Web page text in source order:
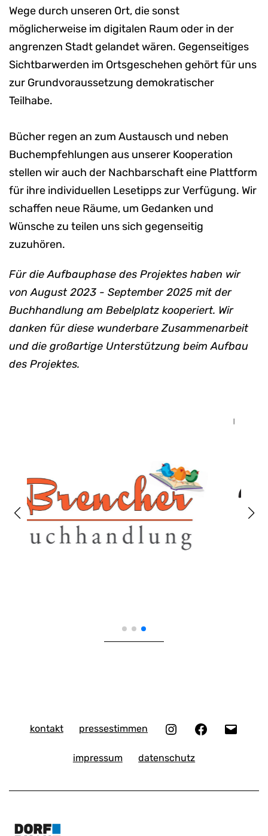
Wege durch unseren Ort, die sonst
möglicherweise im digitalen Raum oder in der
angrenzen Stadt gelandet wären. Gegenseitiges
Sichtbarwerden im Ortsgeschehen gehört für uns
zur Grundvoraussetzung demokratischer
Teilhabe.
Bücher regen an zum Austausch und neben
Buchempfehlungen aus unserer Kooperation
stellen wir auch der Nachbarschaft eine Plattform
für ihre individuellen Lesetipps zur Verfügung. Wir
schaffen neue Räume, um Gedanken und
Wünsche zu teilen uns sich gegenseitig
zuzuhören.
Für die Aufbauphase des Projektes haben wir
von August 2023 - September 2025 mit der
Buchhandlung am Bebelplatz kooperiert. Wir
danken für diese wunderbare Zusammenarbeit
und die großartige Unterstützung beim Aufbau
des Projektes.
kontakt pressestimmen InstagramFacebook
impressum datenschutz